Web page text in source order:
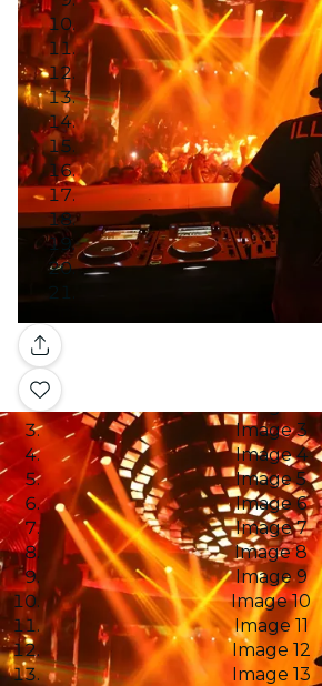
Galería
Image 3
Image 4
Image 5
Image 6
Image 7
Image 8
Image 9
Image 10
Image 11
Image 12
Image 13